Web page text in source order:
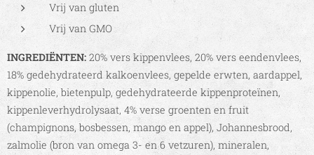
Vrij van gluten
Vrij van GMO
INGREDIËNTEN: 20% vers kippenvlees, 20% vers eendenvlees,
18% gedehydrateerd kalkoenvlees, gepelde erwten, aardappel,
kippenolie, bietenpulp, gedehydrateerde kippenproteïnen,
kippenleverhydrolysaat, 4% verse groenten en fruit
(champignons, bosbessen, mango en appel), Johannesbrood,
zalmolie (bron van omega 3- en 6 vetzuren), mineralen,